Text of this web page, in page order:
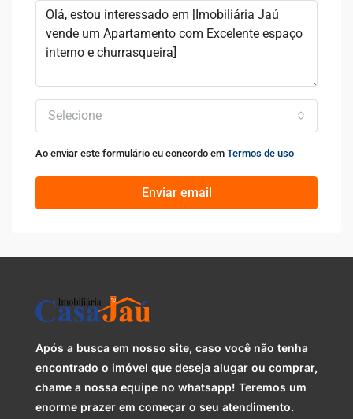
Selecione
Ao enviar este formulário eu concordo em Termos de uso
Enviar email
Após a busca em nosso site, caso você não tenha
encontrado o imóvel que deseja alugar ou comprar,
chame a nossa equipe no whatsapp! Teremos um
enorme prazer em começar o seu atendimento.